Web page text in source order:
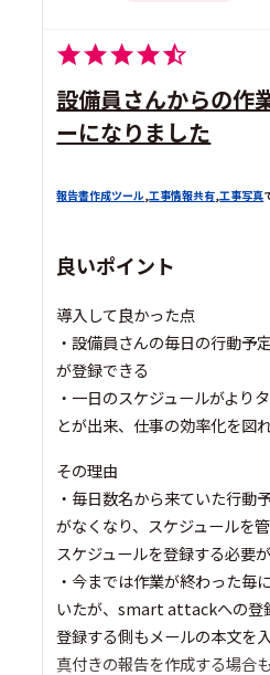
設備員さんからの作
ーになりました
報告書作成ツール ,工事情報共有,工事写真
良いポイント
導入して良かった点
・設備員さんの毎日の行動予
が登録できる
・一日のスケジュールがより
とが出来、仕事の効率化を図
その理由
・毎日数名から来ていた行動
がなくなり、スケジュールを管
スケジュールを登録する必要
・今までは作業が終わった毎
いたが、smart attackへの登
登録する側もメールの本文を
真付きの報告を作成する場合も